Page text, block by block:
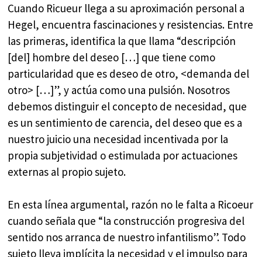
Cuando Ricueur llega a su aproximación personal a
Hegel, encuentra fascinaciones y resistencias. Entre
las primeras, identifica la que llama “descripción
[del] hombre del deseo […] que tiene como
particularidad que es deseo de otro, <demanda del
otro> […]”, y actúa como una pulsión. Nosotros
debemos distinguir el concepto de necesidad, que
es un sentimiento de carencia, del deseo que es a
nuestro juicio una necesidad incentivada por la
propia subjetividad o estimulada por actuaciones
externas al propio sujeto.
En esta línea argumental, razón no le falta a Ricoeur
cuando señala que “la construcción progresiva del
sentido nos arranca de nuestro infantilismo”. Todo
sujeto lleva implícita la necesidad y el impulso para